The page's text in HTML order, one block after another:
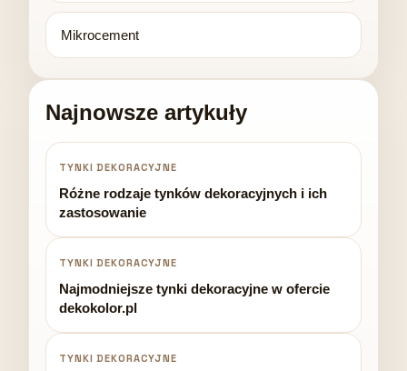
Mikrocement
Najnowsze artykuły
TYNKI DEKORACYJNE
Różne rodzaje tynków dekoracyjnych i ich
zastosowanie
TYNKI DEKORACYJNE
Najmodniejsze tynki dekoracyjne w ofercie
dekokolor.pl
TYNKI DEKORACYJNE